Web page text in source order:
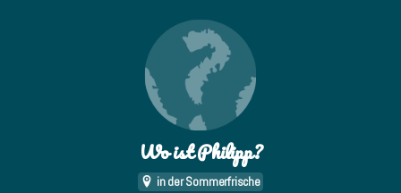
Wo ist Philipp?
in der Sommerfrische